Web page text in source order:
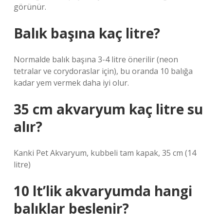
görünür.
Balık başına kaç litre?
Normalde balık başına 3-4 litre önerilir (neon
tetralar ve corydoraslar için), bu oranda 10 balığa
kadar yem vermek daha iyi olur.
35 cm akvaryum kaç litre su
alır?
Kanki Pet Akvaryum, kubbeli tam kapak, 35 cm (14
litre)
10 lt’lik akvaryumda hangi
balıklar beslenir?